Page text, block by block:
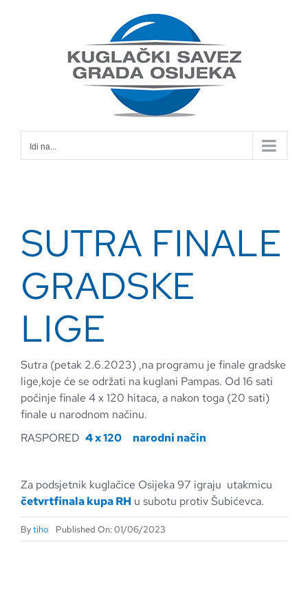
Idi na...
SUTRA FINALE
GRADSKE
LIGE
Sutra (petak 2.6.2023) ,na programu je finale gradske
lige,koje će se održati na kuglani Pampas. Od 16 sati
počinje finale 4 x 120 hitaca, a nakon toga (20 sati)
finale u narodnom načinu.
RASPORED 4 x 120 narodni način
Za podsjetnik kuglačice Osijeka 97 igraju utakmicu
četvrtfinala kupa RHu subotu protiv Šubićevca.
Bytiho Published On: 01/06/2023